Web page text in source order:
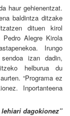
haur gehienentzat.
baldintza ditzake
dituen kirol
Pedro Alegre Kirola
Irungo
izan dadin,
helburua du
“Programa ez
Inportanteena
dagokionez”